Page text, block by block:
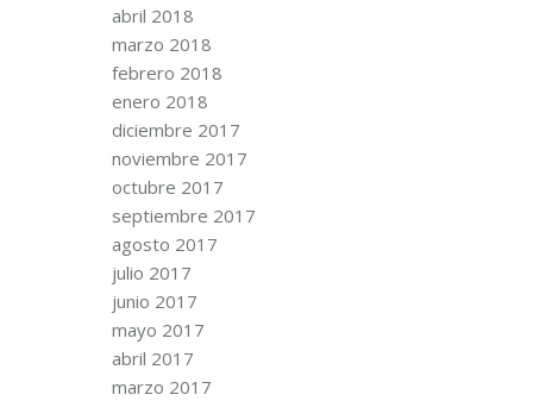
abril 2018
marzo 2018
febrero 2018
enero 2018
diciembre 2017
noviembre 2017
octubre 2017
septiembre 2017
agosto 2017
julio 2017
junio 2017
mayo 2017
abril 2017
marzo 2017